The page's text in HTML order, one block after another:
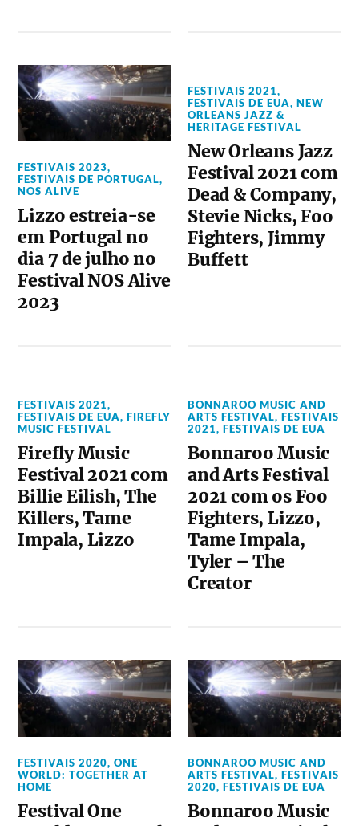
FESTIVAIS 2023,
FESTIVAIS DE PORTUGAL,
NOS ALIVE
Lizzo estreia-se
em Portugal no
dia 7 de julho no
Festival NOS Alive
2023
FESTIVAIS 2021,
FESTIVAIS DE EUA,NEW
ORLEANS JAZZ &
HERITAGE FESTIVAL
New Orleans Jazz
Festival 2021 com
Dead & Company,
Stevie Nicks, Foo
Fighters, Jimmy
Buffett
FESTIVAIS 2021,
FESTIVAIS DE EUA,FIREFLY
MUSIC FESTIVAL
Firefly Music
Festival 2021 com
Billie Eilish, The
Killers, Tame
Impala, Lizzo
BONNAROO MUSIC AND
ARTS FESTIVAL,FESTIVAIS
2021,FESTIVAIS DE EUA
Bonnaroo Music
and Arts Festival
2021 com os Foo
Fighters, Lizzo,
Tame Impala,
Tyler – The
Creator
FESTIVAIS 2020,ONE
WORLD: TOGETHER AT
HOME
Festival One
BONNAROO MUSIC AND
ARTS FESTIVAL,FESTIVAIS
2020,FESTIVAIS DE EUA
Bonnaroo Music